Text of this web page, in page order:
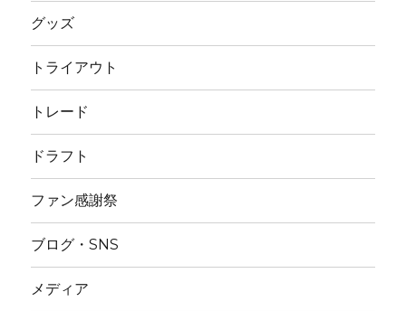
グッズ
トライアウト
トレード
ドラフト
ファン感謝祭
ブログ・SNS
メディア